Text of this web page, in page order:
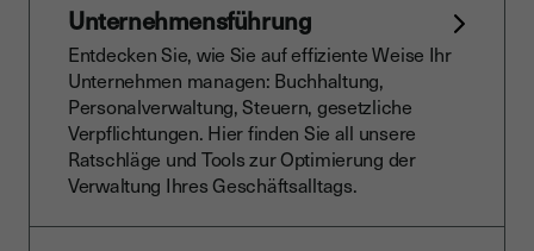
Unternehmensführung
Entdecken Sie, wie Sie auf effiziente Weise Ihr
Unternehmen managen: Buchhaltung,
Personalverwaltung, Steuern, gesetzliche
Verpflichtungen. Hier finden Sie all unsere
Ratschläge und Tools zur Optimierung der
Verwaltung Ihres Geschäftsalltags.